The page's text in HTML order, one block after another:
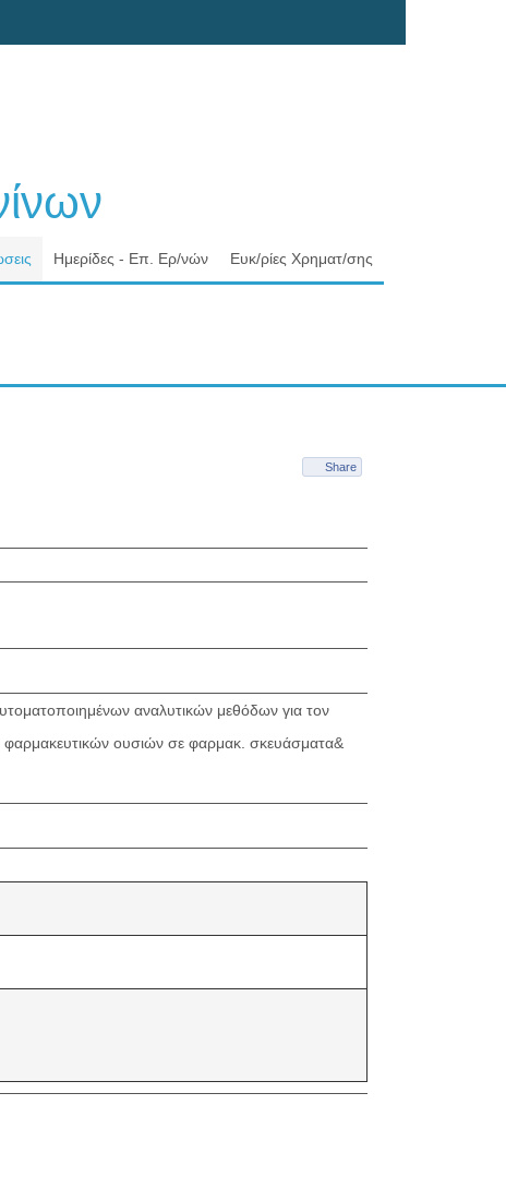
Ημερίδες - Επ. Ερ/νών Ευκ/ρίες Χρηματ/σης
Share
αναλυτικών μεθόδων για τον
φαρμακευτικών ουσιών σε φαρμακ. σκευάσματα&